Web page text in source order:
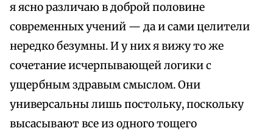
я ясно различаю в доброй половине
современных учений — да и сами целители
нередко безумны. И у них я вижу то же
сочетание исчерпывающей логики с
ущербным здравым смыслом. Они
универсальны лишь постольку, поскольку
высасывают все из одного тощего